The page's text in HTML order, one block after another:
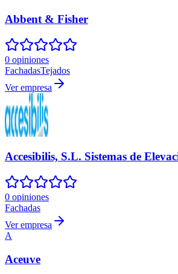
Abbent & Fisher
0 opiniones
FachadasTejados
Ver empresa
Accesibilis, S.L. Sistemas de
0 opiniones
Fachadas
Ver empresa
A
Aceuve